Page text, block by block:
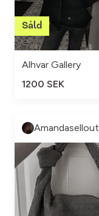
Alhvar Gallery
1200 SEK
Amandasellout